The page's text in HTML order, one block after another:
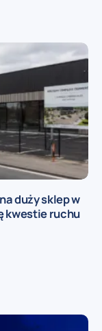
duży sklep w
kwestie ruchu